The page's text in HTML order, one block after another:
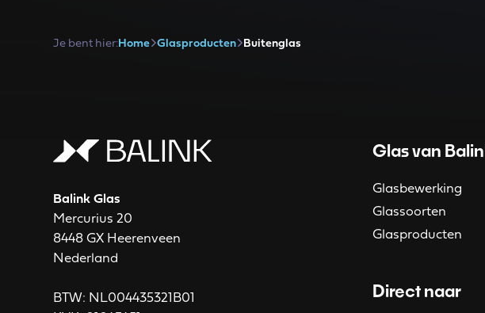
Je bent hier:Home Glasproducten Buitenglas
Balink Glas
Mercurius 20
8448 GX Heerenveen
Nederland
BTW: NL004435321B01
Glas van
Glasbewerking
Glassoorten
Glasproducten
Direct naar